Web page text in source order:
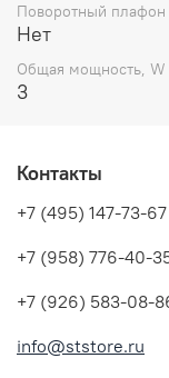
Поворотный плафон
Нет
Общая мощность, W
3
Контакты
+7 (495) 147-73-67
+7 (958) 776-40-
+7 (926) 583-08-
info@ststore.ru